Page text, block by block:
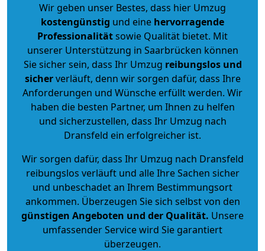
Wir geben unser Bestes, dass hier Umzug
kostengünstig und eine hervorragende
Professionalitätsowie Qualität bietet. Mit
unserer Unterstützung in Saarbrücken können
Sie sicher sein, dass Ihr Umzug reibungslos und
sicherverläuft, denn wir sorgen dafür, dass Ihre
Anforderungen und Wünsche erfüllt werden. Wir
haben die besten Partner, um Ihnen zu helfen
und sicherzustellen, dass Ihr Umzug nach
Dransfeld ein erfolgreicher ist.
Wir sorgen dafür, dass Ihr Umzug nach Dransfeld
reibungslos verläuft und alle Ihre Sachen sicher
und unbeschadet an Ihrem Bestimmungsort
ankommen. Überzeugen Sie sich selbst von den
günstigen Angeboten und der Qualität. Unsere
umfassender Service wird Sie garantiert
überzeugen.